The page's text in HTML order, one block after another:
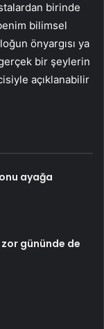
birinde
bilimsel
önyargısı ya
bir şeylerin
açıklanabilir
ayağa
gününde de